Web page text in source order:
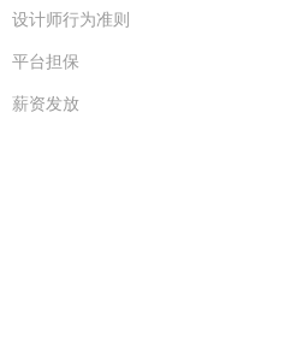
设计师行为准则
平台担保
薪资发放